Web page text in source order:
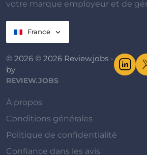
votre marque employeur et de
France
© 2026 © 2026 Review.jobs -
by
REVIEW.JOBS
À propos
Conditions générales
Politique de confidentialité
Confiance dans les avis